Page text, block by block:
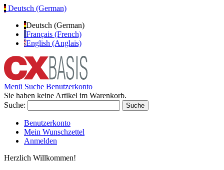
Deutsch (German)
Deutsch (German)
Français (French)
English (Anglais)
Menü Suche Benutzerkonto
Sie haben keine Artikel im Warenkorb.
Suche:
Suche
Benutzerkonto
Mein Wunschzettel
Anmelden
Herzlich Willkommen!